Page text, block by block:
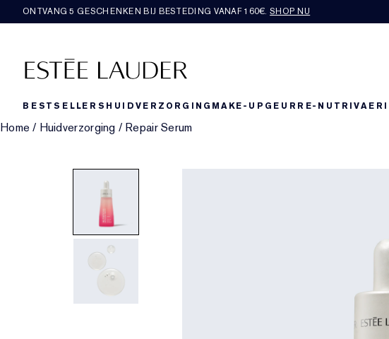
ONTVANG 5 GESCHENKEN BIJ BESTEDING VANAF 160€.SHOP NU
BESTSELLERS HUIDVERZORGING MAKE-UP GEUR RE-NUTRIV
Home / Huidverzorging / Repair Serum